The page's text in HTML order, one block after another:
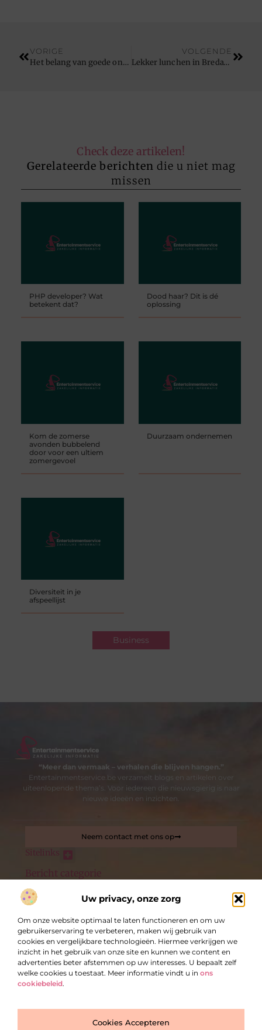
Uw privacy, onze zorg
Om onze website optimaal te laten functioneren en om uw
gebruikerservaring te verbeteren, maken wij gebruik van
cookies en vergelijkbare technologieën. Hiermee verkrijgen we
inzicht in het gebruik van onze site en kunnen we content en
advertenties beter afstemmen op uw interesses. U bepaalt zelf
welke cookies u toestaat. Meer informatie vindt u in ons
cookiebeleid.
Cookies Accepteren
Top
VORIGE
Het belang van goede onderdelen voor uw auto
VOLGENDE
Lekker lunchen in Breda? Daarvoor moet u in het centrum zijn
Check deze artikelen!
Gerelateerde berichten die u niet mag
missen
PHP developer? Wat
betekent dat?
Dood haar? Dit is dé
oplossing
Kom de zomerse
avonden bubbelend
door voor een ultiem
zomergevoel
Duurzaam ondernemen
Diversiteit in je
afspeellijst
Business
“Meer dan vermaak – verhalen die blijven hangen.”
Entertainmentservice.be verzamelt blogs en artikelen over
uiteenlopende thema’s. Voor iedereen die nieuwsgierig is naar
nieuwe ideeën en inzichten.
Sitelinks
Wel of niet?
Maak uw evenementen compleet met de verhuur van dit
meubilair
Dood haar? Dit is dé oplossing
Wat zijn de gevolgen voor pensioen bij een scheiding?
Bericht categorie
Neem contact met ons op